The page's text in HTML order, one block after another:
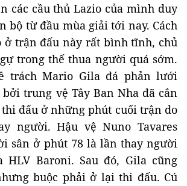
các cầu thủ Lazio của mình duy
bộ từ đầu mùa giải tới nay. Cách
ở trận đấu này rất bình tĩnh, chủ
trong thế thua người quá sớm.
trách Mario Gila đá phản lưới
trung vệ Tây Ban Nha đã cắn
đấu ở những phút cuối trận do
người. Hậu vệ Nuno Tavares
sân ở phút 78 là lần thay người
HLV Baroni. Sau đó, Gila cũng
buộc phải ở lại thi đấu. Cú